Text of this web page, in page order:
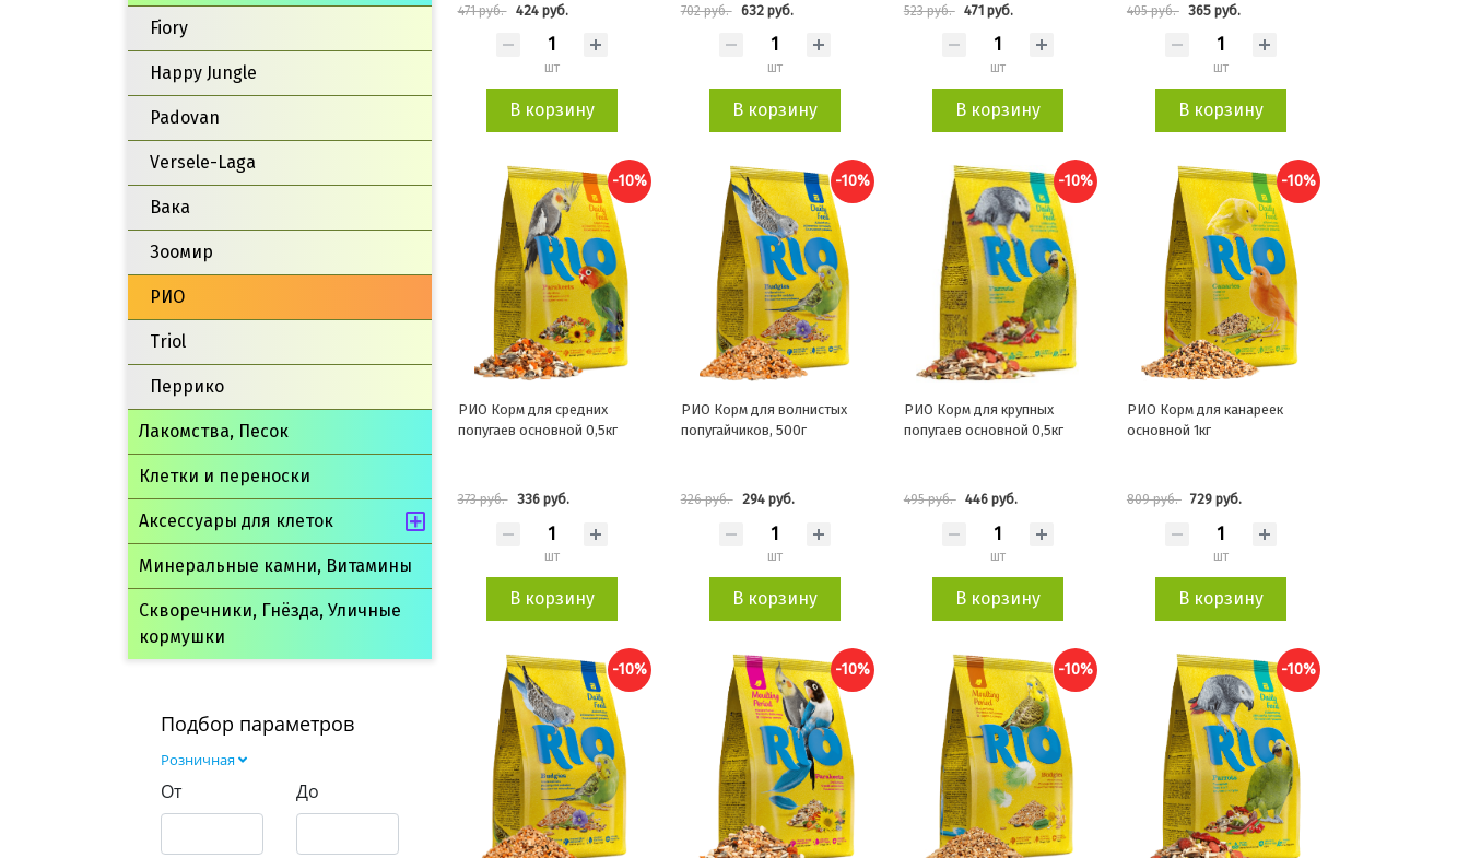
Fiory
Happy Jungle
Padovan
Versele-Laga
Вака
Зоомир
РИО
Triol
Перрико
Лакомства, Песок
Клетки и переноски
Аксессуары для клеток
Минеральные камни, Витамины
Скворечники, Гнёзда, Уличные
кормушки
Подбор параметров
Розничная
От До
471 руб. 424 руб.
шт
В корзину
702 руб. 632 руб.
шт
В корзину
523 руб. 471 руб.
шт
В корзину
405 руб. 365 руб.
шт
В корзину
-10%
РИО Корм для средних
попугаев основной 0,5кг
373 руб. 336 руб.
шт
В корзину
-10%
РИО Корм для волнистых
попугайчиков, 500г
326 руб. 294 руб.
шт
В корзину
-10%
РИО Корм для крупных
попугаев основной 0,5кг
495 руб. 446 руб.
шт
В корзину
-10%
РИО Корм для канареек
основной 1кг
809 руб. 729 руб.
шт
В корзину
-10% -10% -10% -10%